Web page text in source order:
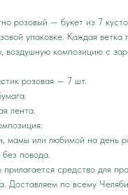
розовый — букет из 7
упаковке. Каждая
воздушную композицию с
розовая — 7 шт.
лента.
мамы или любимой на день
повода.
средство для
Доставляем по всему